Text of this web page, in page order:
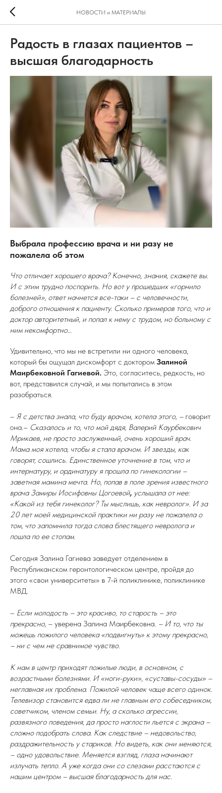
НОВОСТИ и МАТЕРИАЛЫ
Радость в глазах пациентов –
высшая благодарность
Выбрала профессию врача и ни разу не
пожалела об этом
Что отличает хорошего врача? Конечно, знания, скажете вы.
И с этим трудно поспорить. Но вот у прошедших «горнило
болезней», ответ начнется все-таки – с человечности,
доброго отношения к пациенту. Сколько примеров того, что и
доктор авторитетный, и попал к нему с трудом, но больному с
ним некомфортно…
Удивительно, что мы не встретили ни одного человека,
который бы ощущал дискомфорт с доктором Залиной
Маирбековной Гагиевой. Это, согласитесь, редкость, но
вот, представился случай, и мы попытались в этом
разобраться.
– Я с детства знала, что буду врачом, хотела этого, – говорит
она.– Сказалось и то, что мой дядя, Валерий Каурбекович
Мрикаев, не просто заслуженный, очень хороший врач.
Мама моя хотела, чтобы я стала врачом. И звезды, как
говорят, сошлись. Единственное уточнение в том, что и
интернатуру, и ординатуру я прошла по гинекологии –
заветная мамина мечта. Но, попав в поле зрения известного
врача Замиры Иосифовны Цогоевой, услышала от нее:
«Какой из тебя гинеколог? Ты мыслишь, как невролог». И за
20 лет моей медицинской практики ни разу не пожалела о
том, что запомнила тогда слова блестящего невролога и
пошла по ее стопам.
Сегодня Залина Гагиева заведует отделением в
Республиканском геронтологическом центре, пройдя до
этого «свои университеты» в 7-й поликлинике, поликлинике
МВД.
– Если молодость – это красиво, то старость – это
прекрасно, – уверена Залина Маирбековна. – И то, что ты
можешь пожилого человека «подвигнуть» к этому прекрасно,
– ни с чем не сравнимое чувство.
К нам в центр приходят пожилые люди, в основном, с
возрастными болезнями. И «ноги-руки», «суставы-сосуды» –
неглавная их проблема. Пожилой человек чаще всего одинок.
Телевизор становится едва ли не главным его собеседником,
советчиком, членом семьи. Ну, а сколько агрессии,
развязного поведения, да просто наглости льется с экрана –
сложно подобрать слова. Как следствие – недовольство,
раздражительность у стариков. Но видеть, как они меняются,
– одно удовольствие. Меняется взгляд, глаза начинают
излучать тепло. А уже когда они со слезами расстаются с
нашим центром – высшая благодарность для нас.